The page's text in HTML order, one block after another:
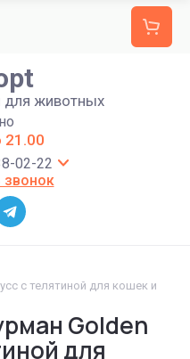
для животных
21.00
02-22
звонок
с телятиной для кошек и
Golden
для